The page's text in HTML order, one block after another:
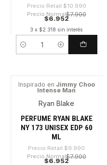
Precio Retail $10.990
Precio Normal$7.900
$6.952
3 x $2.318 sin interés
Cantidad
Inspirado en Jimmy Choo
Intense Man
Ryan Blake
PERFUME RYAN BLAKE
NY 173 UNISEX EDP 60
ML
Precio Retail $9.990
Precio Normal$7.900
$6.952